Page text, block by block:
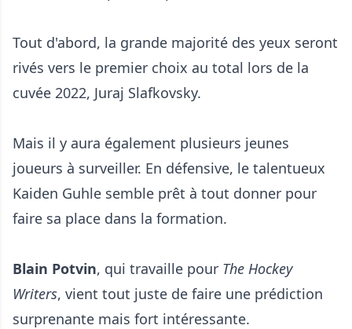
Tout d'abord, la grande majorité des yeux seront
rivés vers le premier choix au total lors de la
cuvée 2022, Juraj Slafkovsky.
Mais il y aura également plusieurs jeunes
joueurs à surveiller. En défensive, le talentueux
Kaiden Guhle semble prêt à tout donner pour
faire sa place dans la formation.
Blain Potvin, qui travaille pour The Hockey
Writers, vient tout juste de faire une prédiction
surprenante mais fort intéressante.